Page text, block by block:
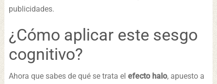
publicidades.
¿Cómo aplicar este sesgo
cognitivo?
Ahora que sabes de qué se trata el efecto halo, apuesto a